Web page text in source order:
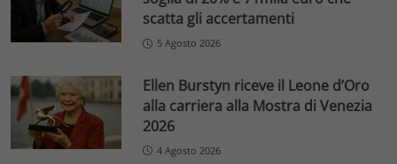
scatta gli accertamenti
5 Agosto 2026
Ellen Burstyn riceve il Leone d’Oro
alla carriera alla Mostra di Venezia
2026
4 Agosto 2026